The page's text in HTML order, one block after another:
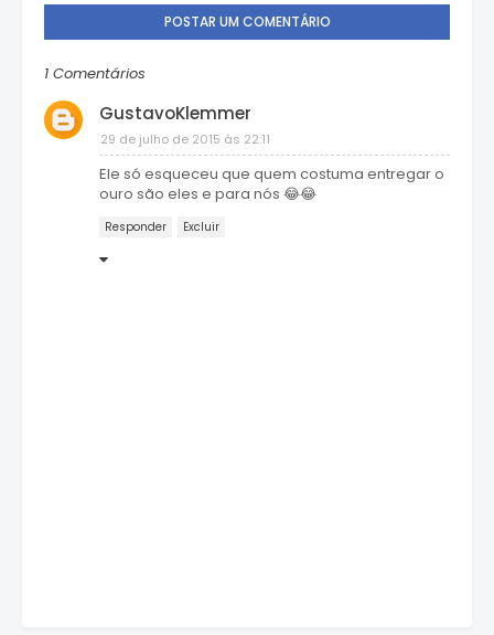
POSTAR UM COMENTÁRIO
1 Comentários
GustavoKlemmer
29 de julho de 2015 às 22:11
Ele só esqueceu que quem costuma entregar o
ouro são eles e para nós 😂😂
Responder Excluir